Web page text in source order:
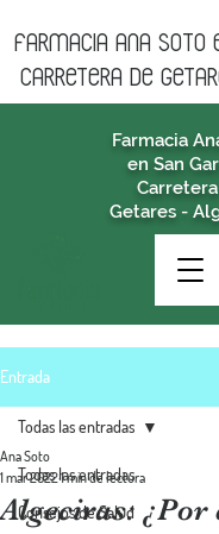
Farmacia
en San
Getares -
farmacia ANA
CARRETERA DE
Entrada
Todas las entradas
Consejos de Salud
Todas las entradas
Algeciras: ¿Por
Ana Soto
1 mar 20221 min de lectura